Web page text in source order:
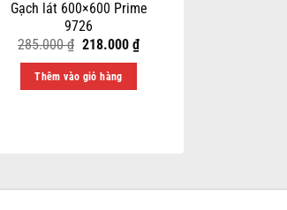
Gạch lát 600×600 Prime
9726
285.000₫ Original
was:
285.000 ₫.
218.000 ₫Current
price
Thêm vào giỏ hàng